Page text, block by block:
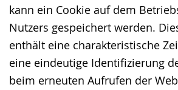
kann ein Cookie auf dem
Nutzers gespeichert werden.
enthält eine charakteristische
eine eindeutige Identifizierung
beim erneuten Aufrufen der